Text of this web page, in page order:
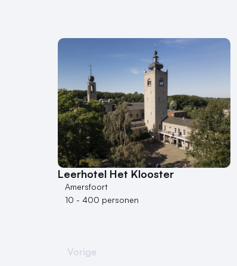
Leerhotel Het Klooster
Amersfoort
10 - 400 personen
Vorige